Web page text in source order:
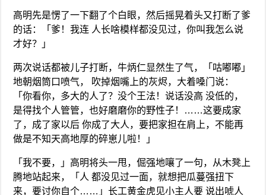
高明先是愣了一下翻了个白眼，然后摇晃着头又打断了爹
的话：「爹！我连 人长啥模样都没见过，你叫我怎么说
才好？」
两次说话都被儿子打断，牛炳仁显然生了气，「咕嘟嘟」
地朝烟筒口喷气， 吹掉烟嘴上的灰烬，大着嗓门说：
「你看你，多大的人了？没个王法！说话没高 没低的，
是得找个人管管，也好磨磨你的野性子！……这要成家
了，成了家以后 你成了大人，要把家担在肩上，不能再
做是不知天高地厚的碎崽儿啦！」
「我不要，」高明将头一甩，倔强地嚷了一句，从木凳上
腾地站起来，「人 都没见过一面，就想把瓜蔓强扭下
来，要讨你自个……」长工黄金虎见小主人要 说出唬人